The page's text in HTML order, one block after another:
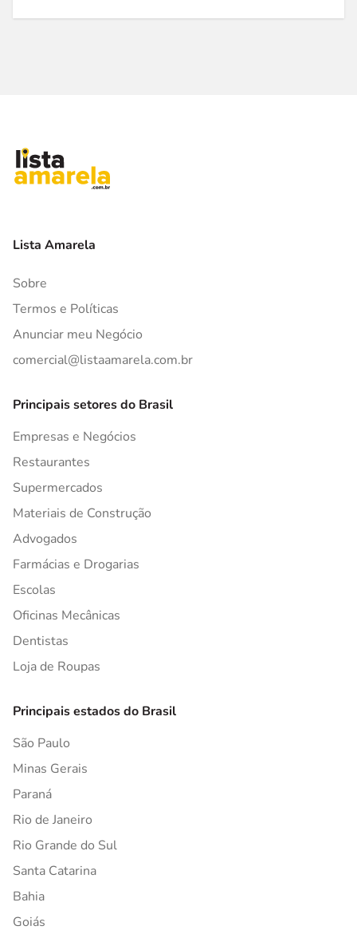
Lista Amarela
Sobre
Termos e Políticas
Anunciar meu Negócio
comercial@listaamarela.com.br
Principais setores do Brasil
Empresas e Negócios
Restaurantes
Supermercados
Materiais de Construção
Advogados
Farmácias e Drogarias
Escolas
Oficinas Mecânicas
Dentistas
Loja de Roupas
Principais estados do Brasil
São Paulo
Minas Gerais
Paraná
Rio de Janeiro
Rio Grande do Sul
Santa Catarina
Bahia
Goiás